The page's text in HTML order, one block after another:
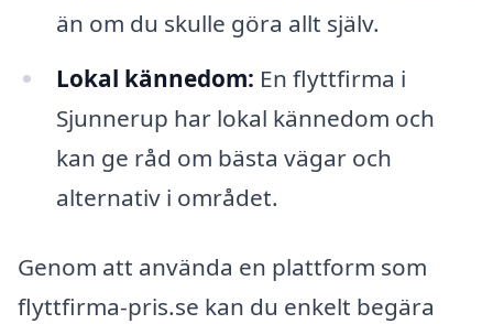
än om du skulle göra allt själv.
Lokal kännedom: En flyttfirma i
Sjunnerup har lokal kännedom och
kan ge råd om bästa vägar och
alternativ i området.
Genom att använda en plattform som
flyttfirma-pris.se kan du enkelt begära